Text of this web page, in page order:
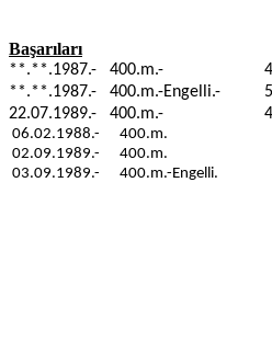
Başarıları
**.**.1987.- 400.m.-
**.**.1987.- 400.m.-Engelli.-
22.07.1989.- 400.m.-
06.02.1988.- 400.m.
02.09.1989.-
400.m.
03.09.1989.-
400.m.-Engelli.